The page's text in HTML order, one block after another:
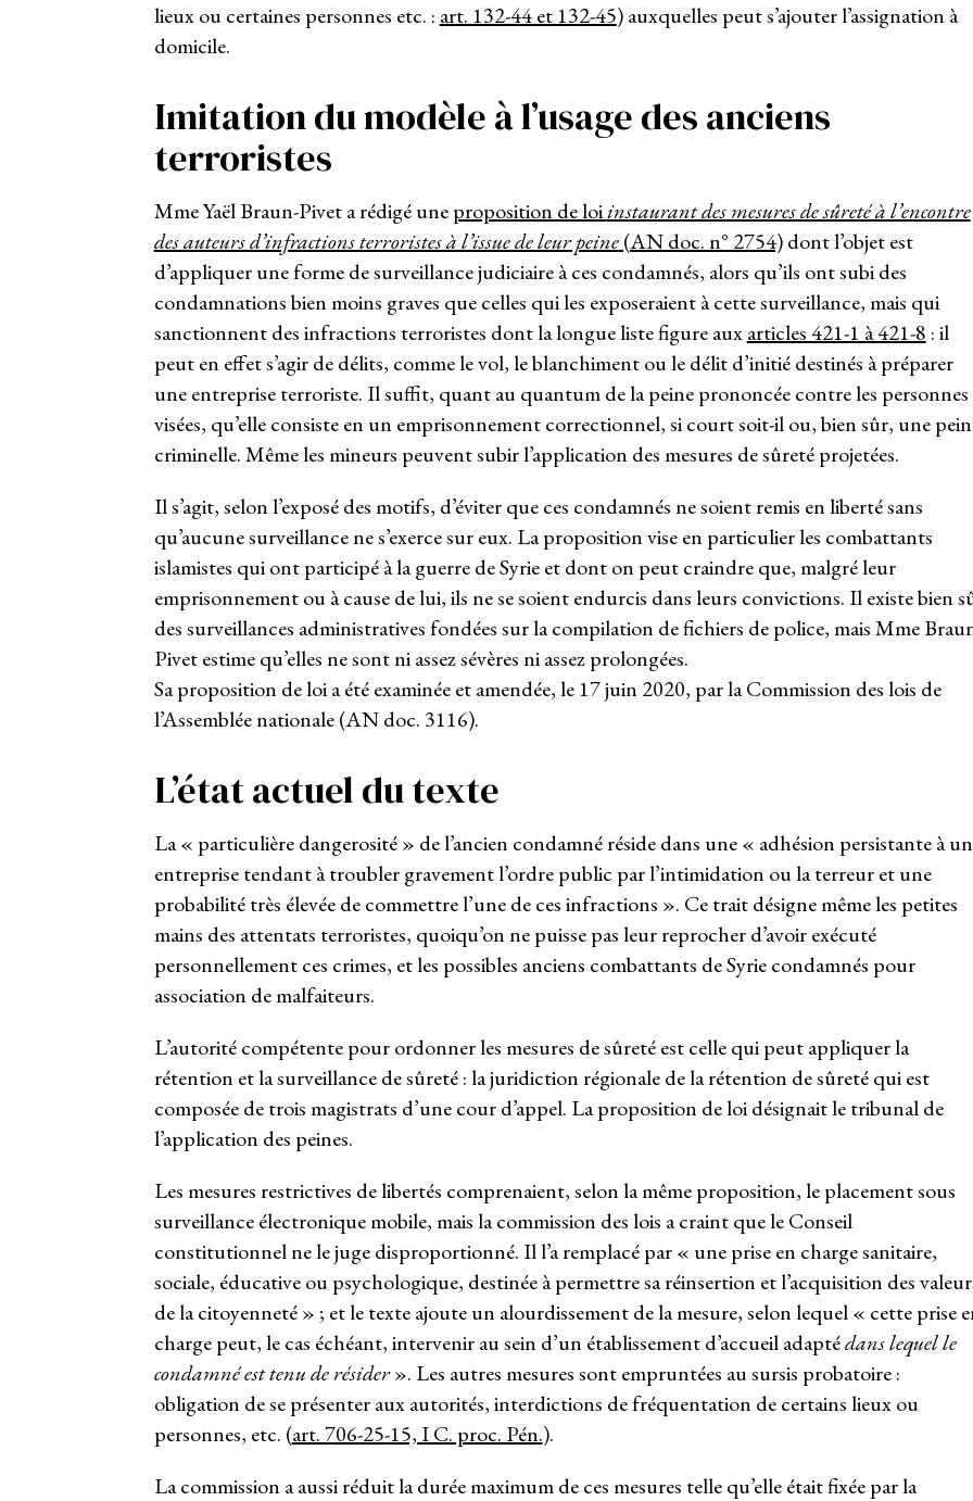
lieux ou certaines personnes etc. : art. 132-44 et 132-45) auxquelles peut s’ajouter l’assignation à
domicile.
Imitation du modèle à l’usage des anciens
terroristes
Mme Yaël Braun-Pivet a rédigé uneproposition de loiinstaurant des mesures de sûreté à l’encontre
des auteurs d’infractions terroristes à l’issue de leur peine(AN doc. n° 2754)dont l’objet est
d’appliquer une forme de surveillance judiciaire à ces condamnés, alors qu’ils ont subi des
condamnations bien moins graves que celles qui les exposeraient à cette surveillance, mais qui
sanctionnent des infractions terroristes dont la longue liste figure auxarticles 421-1 à 421-8 : il
peut en effet s’agir de délits, comme le vol, le blanchiment ou le délit d’initié destinés à préparer
une entreprise terroriste. Il suffit, quant au quantum de la peine prononcée contre les personnes
visées, qu’elle consiste en un emprisonnement correctionnel, si court soit-il ou, bien sûr, une
criminelle. Même les mineurs peuvent subir l’application des mesures de sûreté projetées.
Il s’agit, selon l’exposé des motifs, d’éviter que ces condamnés ne soient remis en liberté sans
qu’aucune surveillance ne s’exerce sur eux. La proposition vise en particulier les combattants
islamistes qui ont participé à la guerre de Syrie et dont on peut craindre que, malgré leur
emprisonnement ou à cause de lui, ils ne se soient endurcis dans leurs convictions. Il existe bien
des surveillances administratives fondées sur la compilation de fichiers de police, mais Mme
Pivet estime qu’elles ne sont ni assez sévères ni assez prolongées.
Sa proposition de loi a été examinée et amendée, le 17 juin 2020, par la Commission des lois de
l’Assemblée nationale (AN doc. 3116).
L’état actuel du texte
La « particulière dangerosité » de l’ancien condamné réside dans une « adhésion persistante à
entreprise tendant à troubler gravement l’ordre public par l’intimidation ou la terreur et une
probabilité très élevée de commettre l’une de ces infractions ». Ce trait désigne même les petites
mains des attentats terroristes, quoiqu’on ne puisse pas leur reprocher d’avoir exécuté
personnellement ces crimes, et les possibles anciens combattants de Syrie condamnés pour
association de malfaiteurs.
L’autorité compétente pour ordonner les mesures de sûreté est celle qui peut appliquer la
rétention et la surveillance de sûreté : la juridiction régionale de la rétention de sûreté qui est
composée de trois magistrats d’une cour d’appel. La proposition de loi désignait le tribunal de
l’application des peines.
Les mesures restrictives de libertés comprenaient, selon la même proposition, le placement sous
surveillance électronique mobile, mais la commission des lois a craint que le Conseil
constitutionnel ne le juge disproportionné. Il l’a remplacé par « une prise en charge sanitaire,
sociale, éducative ou psychologique, destinée à permettre sa réinsertion et l’acquisition des
de la citoyenneté » ; et le texte ajoute un alourdissement de la mesure, selon lequel « cette prise
charge peut, le cas échéant, intervenir au sein d’un établissement d’accueil adaptédans lequel le
condamné est tenu de résider». Les autres mesures sont empruntées au sursis probatoire :
obligation de se présenter aux autorités, interdictions de fréquentation de certains lieux ou
personnes, etc. (art. 706-25-15, I C. proc. Pén.).
La commission a aussi réduit la durée maximum de ces mesures telle qu’elle était fixée par la